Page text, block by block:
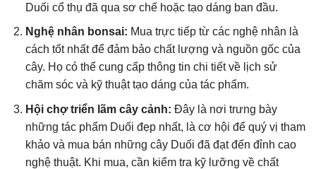
Duối cổ thụ đã qua sơ chế hoặc tạo dáng ban đầu.
Nghệ nhân bonsai: Mua trực tiếp từ các nghệ nhân là
cách tốt nhất để đảm bảo chất lượng và nguồn gốc của
cây. Họ có thể cung cấp thông tin chi tiết về lịch sử
chăm sóc và kỹ thuật tạo dáng của tác phẩm.
Hội chợ triển lãm cây cảnh: Đây là nơi trưng bày
những tác phẩm Duối đẹp nhất, là cơ hội để quý vị tham
khảo và mua bán những cây Duối đã đạt đến đỉnh cao
nghệ thuật. Khi mua, cần kiểm tra kỹ lưỡng về chất